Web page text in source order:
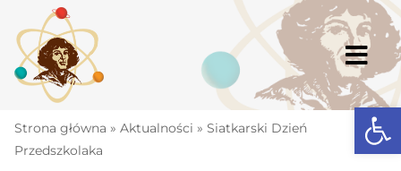
content
Strona główna
Strona główna » Aktualności » Siatkarski Dzień
Przedszkolaka